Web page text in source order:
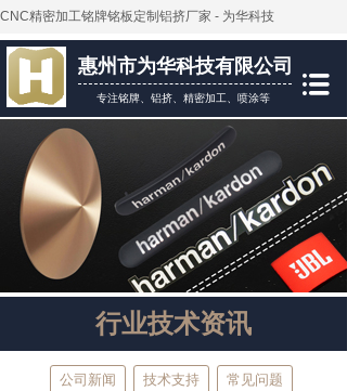
CNC精密加工铭牌铭板定制铝挤厂家 - 为华科技
行业技术资讯
公司新闻 技术支持 常见问题
惠州市为华科技有限公司
专注铭牌、铝挤、精密加工、喷涂等